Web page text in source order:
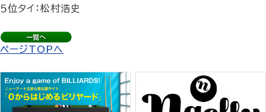
５位タイ：松村浩史
ページTOPへ